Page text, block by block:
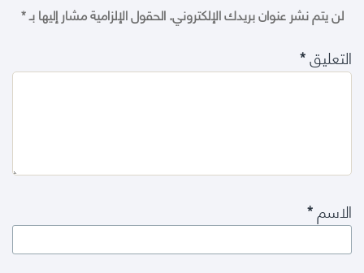
لن يتم نشر عنوان بريدك الإلكتروني.الحقول الإلزامية مشار إليها بـ*
التعليق*
الاسم*